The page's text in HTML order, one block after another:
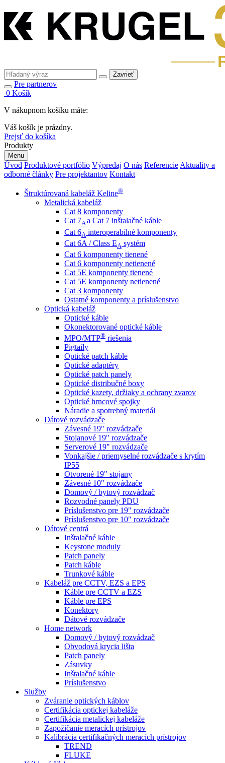
Zavrieť
Pre partnerov
0 Košík
V nákupnom košíku máte:
Váš košík je prázdny.
Prejsť do košíka
Produkty
Menu
Úvod Produktové portfólio Výpredaj O nás Referencie Aktuality a
odborné články Pre projektantov Kontakt
Štruktúrovaná kabeláž Keline®
Metalická kabeláž
Cat 8 komponenty
Cat 7Aa Cat 7 inštalačné káble
Cat 6A interoperabilné komponenty
Cat 6A / Class EA systém
Cat 6 komponenty tienené
Cat 6 komponenty netienené
Cat 5E komponenty tienené
Cat 5E komponenty netienené
Cat 3 komponenty
Ostatné komponenty a príslušenstvo
Optická kabeláž
Optické káble
Okonektorované optické káble
MPO/MTP® ​ riešenia
Pigtaily
Optické patch káble
Optické adaptéry
Optické patch panely
Optické distribučné boxy
Optické kazety, držiaky a ochrany zvarov
Optické hrncové spojky
Náradie a spotrebný materiál
Dátové rozvádzače
Závesné 19" rozvádzače
Stojanové 19" rozvádzače
Serverové 19" rozvádzače
Vonkajšie / priemyselné rozvádzače s krytím
IP55
Otvorené 19" stojany
Závesné 10" rozvádzače
Domový / bytový rozvádzač
Rozvodné panely PDU
Príslušenstvo pre 19" rozvádzače
Príslušenstvo pre 10" rozvádzače
Dátové centrá
Inštalačné káble
Keystone moduly
Patch panely
Patch káble
Trunkové káble
Kabeláž pre CCTV, EZS a EPS
Káble pre CCTV a EZS
Káble pre EPS
Konektory
Dátové rozvádzače
Home network
Domový / bytový rozvádzač
Obvodová krycia lišta
Patch panely
Zásuvky
Inštalačné káble
Príslušenstvo
Služby
Zváranie optických káblov
Certifikácia optickej kabeláže
Certifikácia metalickej kabeláže
Zapožičanie meracích prístrojov
Kalibrácia certifikačných meracích prístrojov
TREND
FLUKE